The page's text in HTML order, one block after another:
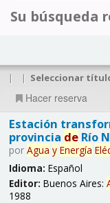
Su búsqueda
| | Seleccionar
Hacer reserva
Estación
provincia deRío
por Agua y Energía
Idioma: Español
Editor: Buenos Aires:
1988